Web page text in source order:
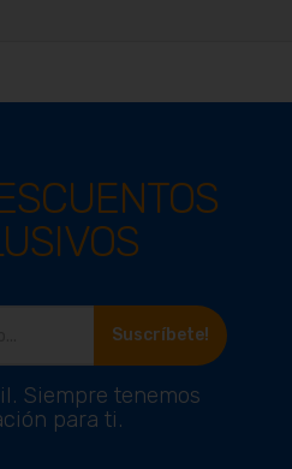
Suscríbete!
Siempre tenemos
para ti.